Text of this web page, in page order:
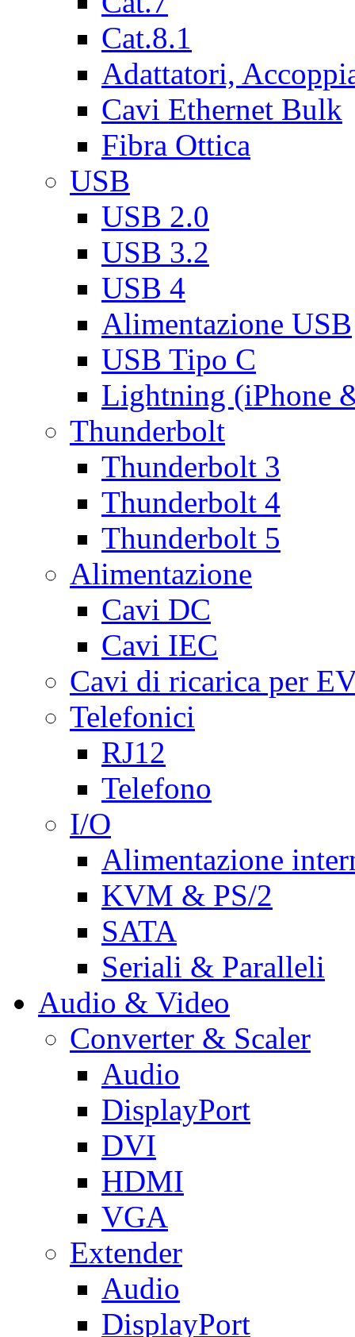
Cat.8.1
Adattatori,
Cavi Ethernet Bulk
Fibra Ottica
USB
USB 2.0
USB 3.2
USB 4
Alimentazione USB
USB Tipo C
Lightning (iPhone
Thunderbolt
Thunderbolt 3
Thunderbolt 4
Thunderbolt 5
Alimentazione
Cavi DC
Cavi IEC
Cavi di ricarica per
Telefonici
RJ12
Telefono
I/O
Alimentazione
KVM & PS/2
SATA
Seriali & Paralleli
Audio & Video
Converter & Scaler
Audio
DisplayPort
DVI
HDMI
VGA
Extender
Audio
DisplayPort